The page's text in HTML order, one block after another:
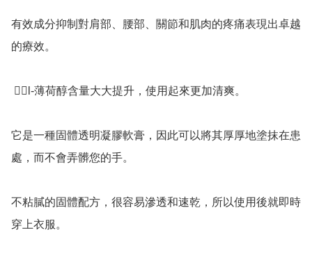
有效成分抑制對肩部、腰部、關節和肌肉的疼痛表現出卓越
的療效。
👉🏻l-薄荷醇含量大大提升，使用起來更加清爽。
它是一種固體透明凝膠軟膏，因此可以將其厚厚地塗抹在患
處，而不會弄髒您的手。
不粘膩的固體配方，很容易滲透和速乾，所以使用後就即時
穿上衣服。